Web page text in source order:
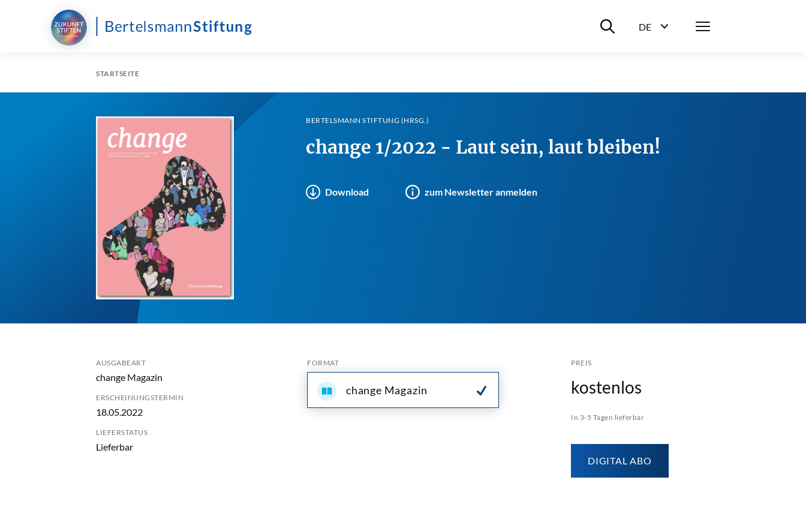
Suche ein-/ausblenden
DE
Menü
STARTSEITE
BERTELSMANN STIFTUNG (HRSG.)
change 1/2022 - Laut sein, laut bleiben!
Download zum Newsletter anmelden
AUSGABEART
change Magazin
ERSCHEINUNGSTERMIN
18.05.2022
LIEFERSTATUS
Lieferbar
FORMAT
change Magazin
PREIS
kostenlos
In 3-5 Tagen lieferbar
DIGITAL ABO